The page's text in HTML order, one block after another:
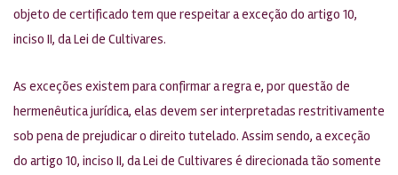
objeto de certificado tem que respeitar a exceção do artigo 10,
inciso II, da Lei de Cultivares.
As exceções existem para confirmar a regra e, por questão de
hermenêutica jurídica, elas devem ser interpretadas restritivamente
sob pena de prejudicar o direito tutelado. Assim sendo, a exceção
do artigo 10, inciso II, da Lei de Cultivares é direcionada tão somente